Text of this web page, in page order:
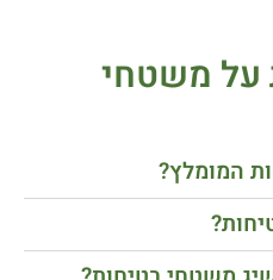
על משטחי
המומלץ?